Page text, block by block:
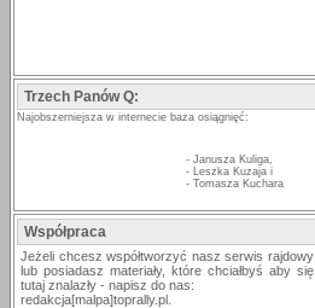
Trzech Panów Q:
Najobszerniejsza w internecie baza osiągnięć:
- Janusza Kuliga,
- Leszka Kuzaja i
- Tomasza Kuchara
Współpraca
Jeżeli chcesz współtworzyć nasz serwis rajdowy
lub posiadasz materiały, które chciałbyś aby się
tutaj znalazły - napisz do nas:
redakcja[malpa]toprally.pl.